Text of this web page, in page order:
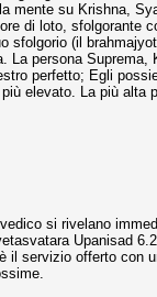
mente su Krishna,
di loto, sfolgorante
sfolgorio (il
La persona
perfetto; Egli
elevato. La più alta
si rivelano
Upanisad
il servizio offerto con